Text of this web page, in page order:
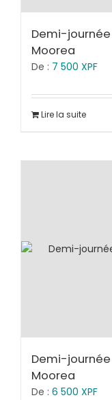
Demi-
Moorea
De : 7 500 XPF
Lire la suite
Demi-
Moorea
De : 6 500 XPF